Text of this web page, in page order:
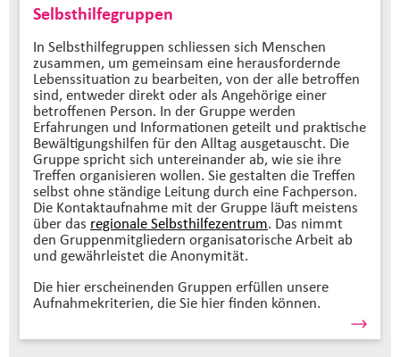
Selbsthilfegruppen
In Selbsthilfegruppen schliessen sich Menschen
zusammen, um gemeinsam eine herausfordernde
Lebenssituation zu bearbeiten, von der alle betroffen
sind, entweder direkt oder als Angehörige einer
betroffenen Person. In der Gruppe werden
Erfahrungen und Informationen geteilt und praktische
Bewältigungshilfen für den Alltag ausgetauscht. Die
Gruppe spricht sich untereinander ab, wie sie ihre
Treffen organisieren wollen. Sie gestalten die Treffen
selbst ohne ständige Leitung durch eine Fachperson.
Die Kontaktaufnahme mit der Gruppe läuft meistens
über das regionale Selbsthilfezentrum. Das nimmt
den Gruppenmitgliedern organisatorische Arbeit ab
und gewährleistet die Anonymität.
Die hier erscheinenden Gruppen erfüllen unsere
Aufnahmekriterien, die Sie hier finden können.